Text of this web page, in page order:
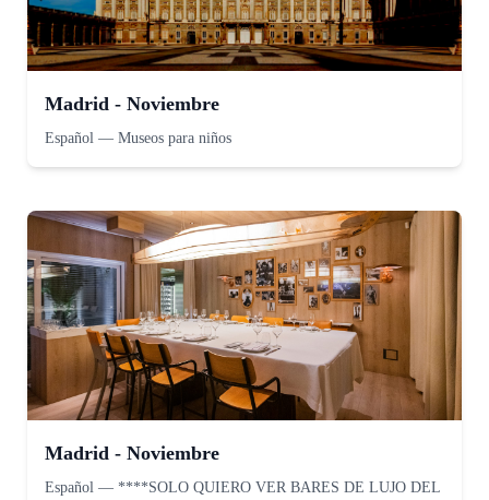
Madrid - Noviembre
Español — Museos para niños
Madrid - Noviembre
Español — ****SOLO QUIERO VER BARES DE LUJO DEL